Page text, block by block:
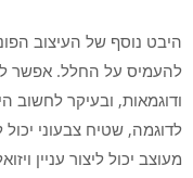
היבט נוסף של העיצוב
להעמיס על החלל. אפשר
ודוגמאות, ובעיקר לחשוב
לדוגמה, שטיח צבעוני
מעוצב יכול ליצור עניין